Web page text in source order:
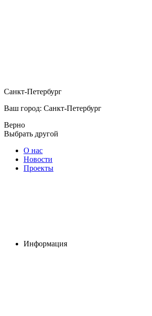
Санкт-Петербург
Ваш город: Санкт-Петербург
Верно
Выбрать другой
О нас
Новости
Проекты
Информация